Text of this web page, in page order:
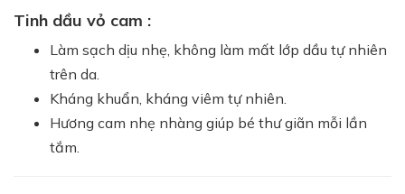
Tinh dầu vỏ cam :
Làm sạch dịu nhẹ, không làm mất lớp dầu tự nhiên
trên da.
Kháng khuẩn, kháng viêm tự nhiên.
Hương cam nhẹ nhàng giúp bé thư giãn mỗi lần
tắm.